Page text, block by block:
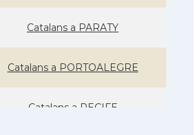
Catalans a PARATY
Catalans a PORTOALEGRE
Catalans a RECIFE